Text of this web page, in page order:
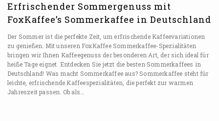
Erfrischender Sommergenuss mit
FoxKaffee’s Sommerkaffee in Deutschland
Der Sommer ist die perfekte Zeit, um erfrischende Kaffeevariationen
zu genießen. Mit unseren FoxKaffee Sommerkaffee-Spezialitäten
bringen wir Ihnen Kaffeegenuss der besonderen Art, der sich ideal für
heiße Tage eignet. Entdecken Sie jetzt die besten Sommerkaffees in
Deutschland! Was macht Sommerkaffee aus? Sommerkaffee steht für
leichte, erfrischende Kaffeespezialitäten, die perfekt zur warmen
Jahreszeit passen. Ob als…